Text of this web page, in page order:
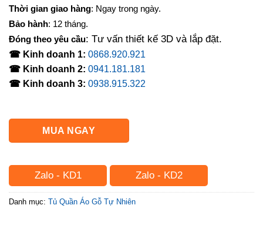
Thời gian giao hàng: Ngay trong ngày.
Bảo hành: 12 tháng.
Đóng theo yêu cầu: Tư vấn thiết kế 3D và lắp đặt.
☎ Kinh doanh 1: 0868.920.921
☎ Kinh doanh 2: 0941.181.181
☎ Kinh doanh 3: 0938.915.322
MUA NGAY
Zalo - KD1 Zalo - KD2
Danh mục: Tủ Quần Áo Gỗ Tự Nhiên